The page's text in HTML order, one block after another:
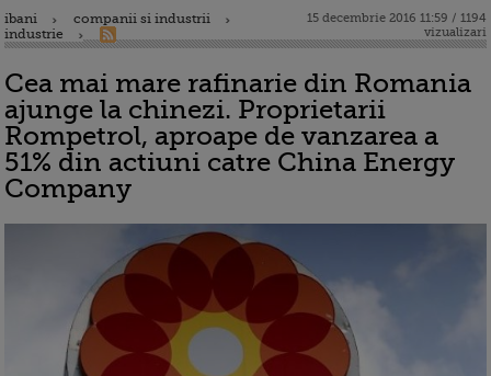
ibani
companii si industrii
industrie
15 decembrie 2016 11:59 / 1194
vizualizari
Cea mai mare rafinarie din Romania
ajunge la chinezi. Proprietarii
Rompetrol, aproape de vanzarea a
51% din actiuni catre China Energy
Company